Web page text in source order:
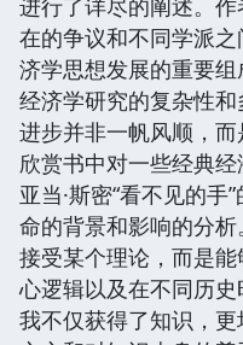
进行了详尽的阐述。
在的争议和不同学派
济学思想发展的重要
经济学研究的复杂性
进步并非一帆风顺，
欣赏书中对一些经典
亚当·斯密“看不见的
命的背景和影响的分
接受某个理论，而是
心逻辑以及在不同历史
我不仅获得了知识，